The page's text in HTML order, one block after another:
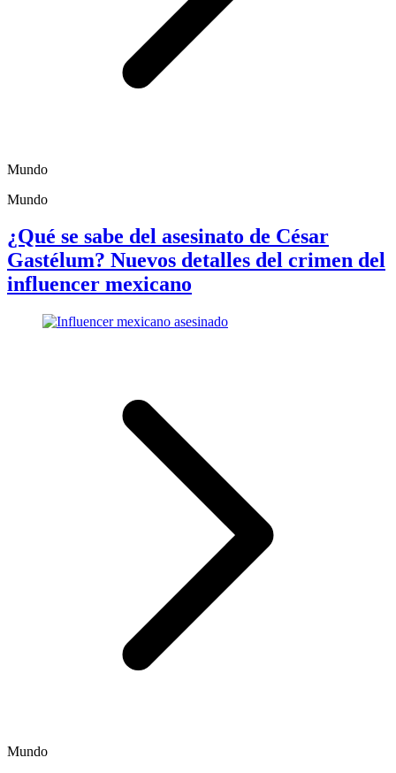
Mundo
Mundo
¿Qué se sabe del asesinato de César
Gastélum? Nuevos detalles del crimen del
influencer mexicano
Mundo